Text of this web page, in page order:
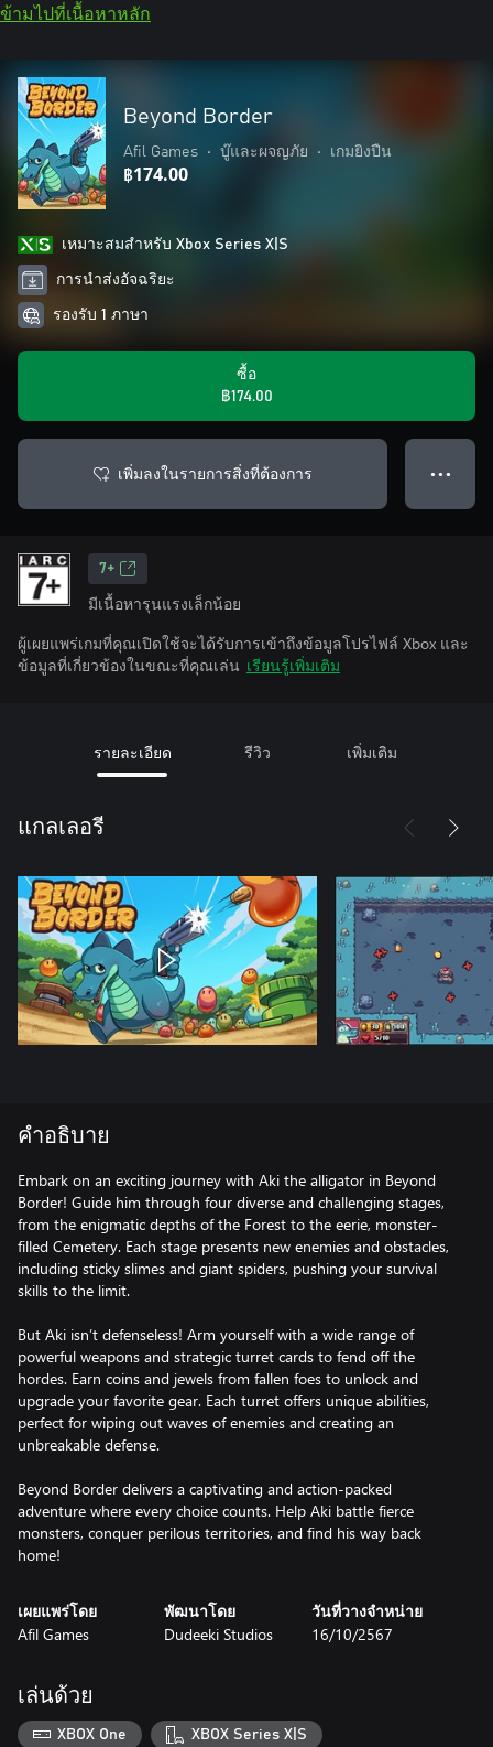
ข้ามไปที่เนื้อหาหลัก
Beyond Border
Afil Games • บู๊และผจญภัย • เกมยิงปืน
฿174.00
เหมาะสมสําหรับ Xbox Series X|S
การนำส่งอัจฉริยะ
รองรับ 1 ภาษา
ซื้อ
฿174.00
เพิ่มลงในรายการสิ่งที่ต้องการ ● ● ●
7+
มีเนื้อหารุนแรงเล็กน้อย
ผู้เผยแพร่เกมที่คุณเปิดใช้จะได้รับการเข้าถึงข้อมูลโปรไฟล์ Xbox และ
ข้อมูลที่เกี่ยวข้องในขณะที่คุณเล่น เรียนรู้เพิ่มเติม
รายละเอียด รีวิว เพิ่มเติม
แกลเลอรี
คำอธิบาย
Embark on an exciting journey with Aki the alligator in Beyond
Border! Guide him through four diverse and challenging stages,
from the enigmatic depths of the Forest to the eerie, monster-
filled Cemetery. Each stage presents new enemies and obstacles,
including sticky slimes and giant spiders, pushing your survival
skills to the limit.
But Aki isn’t defenseless! Arm yourself with a wide range of
powerful weapons and strategic turret cards to fend off the
hordes. Earn coins and jewels from fallen foes to unlock and
upgrade your favorite gear. Each turret offers unique abilities,
perfect for wiping out waves of enemies and creating an
unbreakable defense.
Beyond Border delivers a captivating and action-packed
adventure where every choice counts. Help Aki battle fierce
monsters, conquer perilous territories, and find his way back
เผยแพร่โดย
Afil Games
พัฒนาโดย
Dudeeki Studios
วันที่วางจำหน่าย
16/10/2567
เล่นด้วย
XBOX One XBOX Series X|S